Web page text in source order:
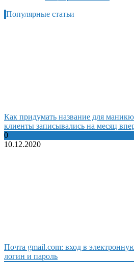
Популярные статьи
Как придумать название для
клиенты записывались на месяц
0
10.12.2020
Почта gmail.com: вход в
логин и пароль